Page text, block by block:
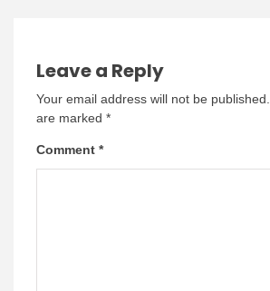
Leave a Reply
Your email address will not be published.
are marked *
Comment *